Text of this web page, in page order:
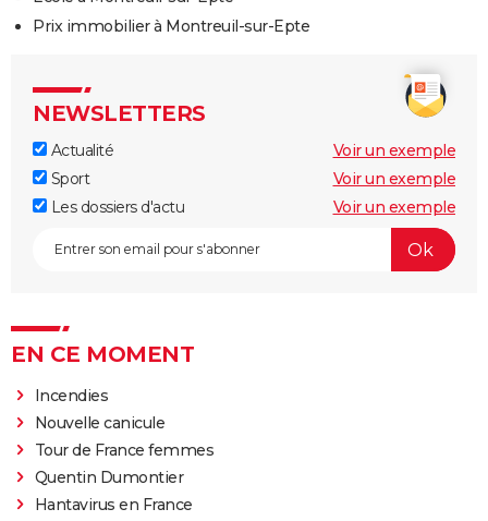
Prix immobilier à Montreuil-sur-Epte
NEWSLETTERS
Actualité
Voir un exemple
Sport
Voir un exemple
Les dossiers d'actu
Voir un exemple
EN CE MOMENT
Incendies
Nouvelle canicule
Tour de France femmes
Quentin Dumontier
Hantavirus en France